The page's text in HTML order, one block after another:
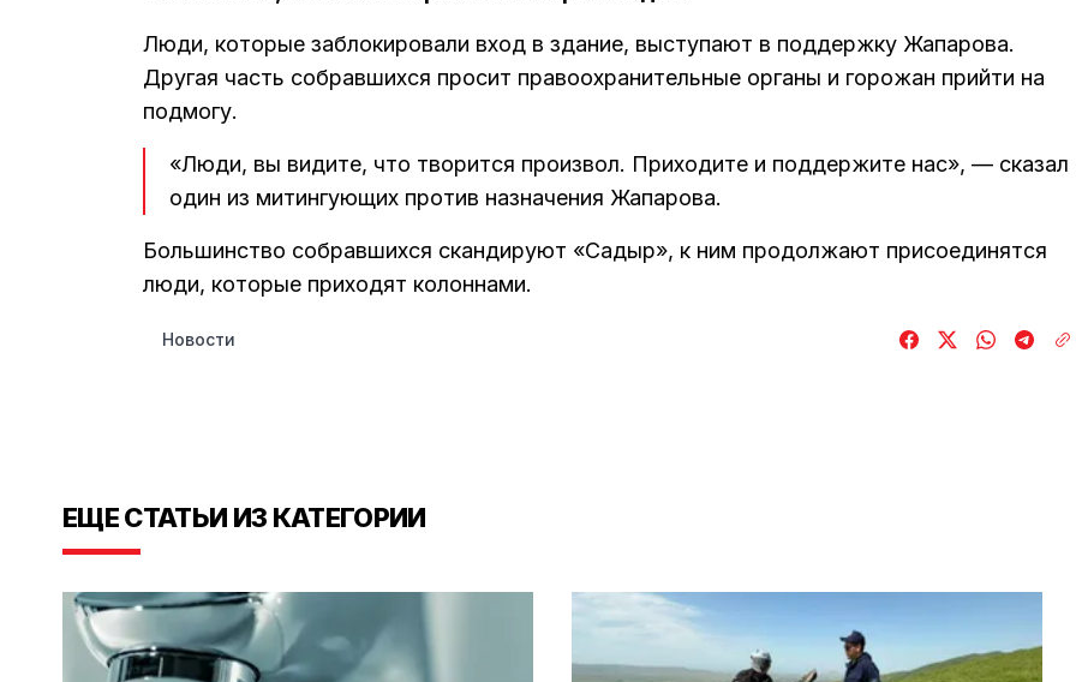
Люди, которые заблокировали вход в здание, выступают в поддержку Жапарова.
Другая часть собравшихся просит правоохранительные органы и горожан прийти на
подмогу.
«Люди, вы видите, что творится произвол. Приходите и поддержите нас», — сказал
один из митингующих против назначения Жапарова.
Большинство собравшихся скандируют «Садыр», к ним продолжают присоединятся
люди, которые приходят колоннами.
Новости
ЕЩЕ СТАТЬИ ИЗ КАТЕГОРИИ